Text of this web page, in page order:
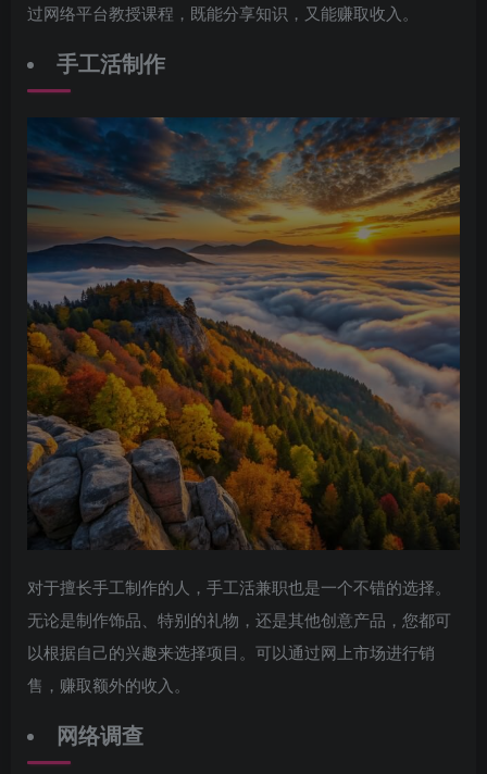
过网络平台教授课程，既能分享知识，又能赚取收入。
手工活制作
对于擅长手工制作的人，手工活兼职也是一个不错的选择。
无论是制作饰品、特别的礼物，还是其他创意产品，您都可
以根据自己的兴趣来选择项目。可以通过网上市场进行销
售，赚取额外的收入。
网络调查